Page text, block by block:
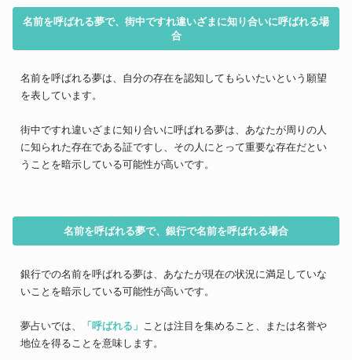
名前を呼ばれる夢で、街中ですれ違いざまに知り合いに呼ばれる場
合
名前を呼ばれる夢は、自分の存在を認知してもらいたいという願望
を表しています。
街中ですれ違いざまに知り合いに呼ばれる夢は、あなたが周りの人
に知られた存在である証ですし、その人にとって重要な存在だとい
うことを暗示している可能性が高いです。
名前を呼ばれる夢で、銀行で名前を呼ばれる場合
銀行での名前を呼ばれる夢は、あなたが現在の状況に満足していな
いことを暗示している可能性が高いです。
夢占いでは、 「呼ばれる」
ことは注目を集めること、または名誉や
地位を得ることを意味します。